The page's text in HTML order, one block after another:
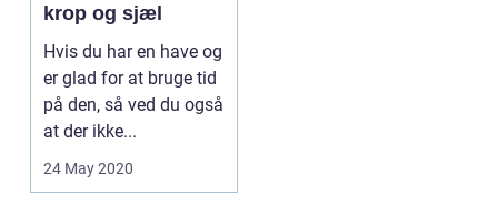
krop og sjæl
Hvis du har en have og
er glad for at bruge tid
på den, så ved du også
at der ikke...
24 May 2020